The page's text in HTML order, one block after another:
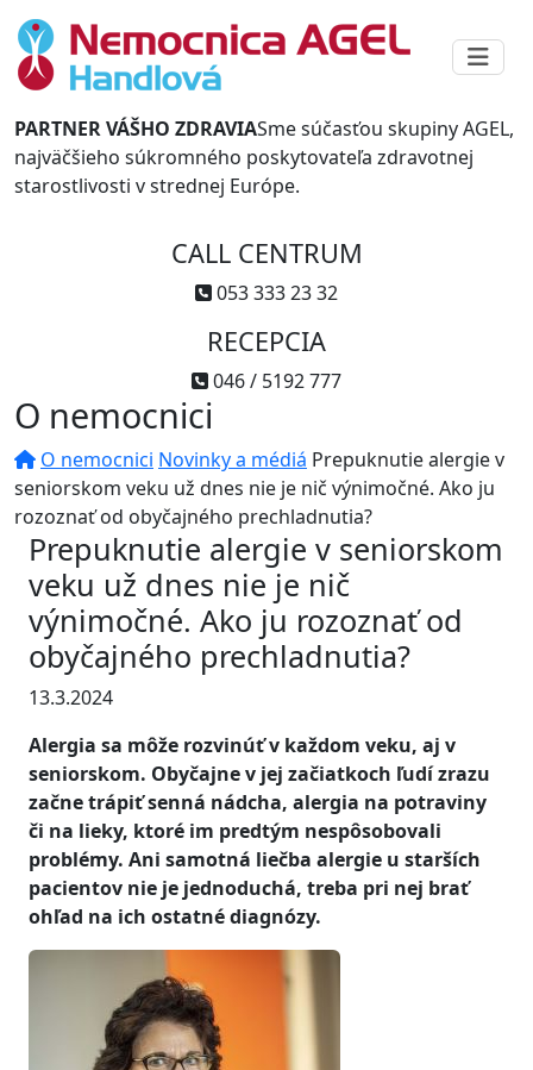
PARTNER VÁŠHO ZDRAVIASme súčasťou skupiny AGEL,
najväčšieho súkromného poskytovateľa zdravotnej
starostlivosti v strednej Európe.
CALL CENTRUM
053 333 23 32
RECEPCIA
046 / 5192 777
O nemocnici
O nemocnici Novinky a médiá Prepuknutie alergie v
seniorskom veku už dnes nie je nič výnimočné. Ako ju
rozoznať od obyčajného prechladnutia?
Prepuknutie alergie v seniorskom
veku už dnes nie je nič
výnimočné. Ako ju rozoznať od
obyčajného prechladnutia?
13.3.2024
Alergia sa môže rozvinúť v každom veku, aj v
seniorskom. Obyčajne v jej začiatkoch ľudí zrazu
začne trápiť senná nádcha, alergia na potraviny
či na lieky, ktoré im predtým nespôsobovali
problémy. Ani samotná liečba alergie u starších
pacientov nie je jednoduchá, treba pri nej brať
ohľad na ich ostatné diagnózy.